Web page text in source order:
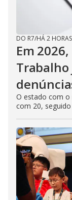
DO R7/HÁ 2 HORAS
Em
O estado com o
com 20,